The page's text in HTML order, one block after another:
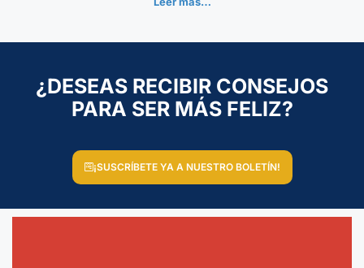
¿DESEAS RECIBIR CONSEJOS
PARA SER MÁS FELIZ?
¡SUSCRÍBETE YA A NUESTRO BOLETÍN!